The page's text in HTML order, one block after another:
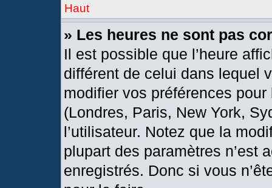
Haut
» Les heures ne sont pas
Il est possible que l’heure
différent de celui dans lequel
modifier vos préférences
(Londres, Paris, New York,
l’utilisateur. Notez que la
plupart des paramètres n’est
enregistrés. Donc si vous